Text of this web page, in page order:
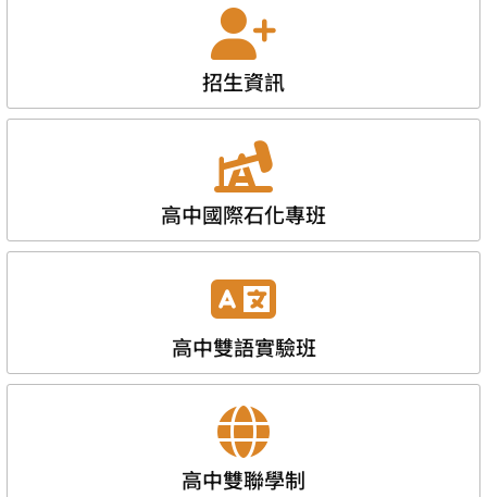
招生資訊
高中國際石化專班
高中雙語實驗班
高中雙聯學制